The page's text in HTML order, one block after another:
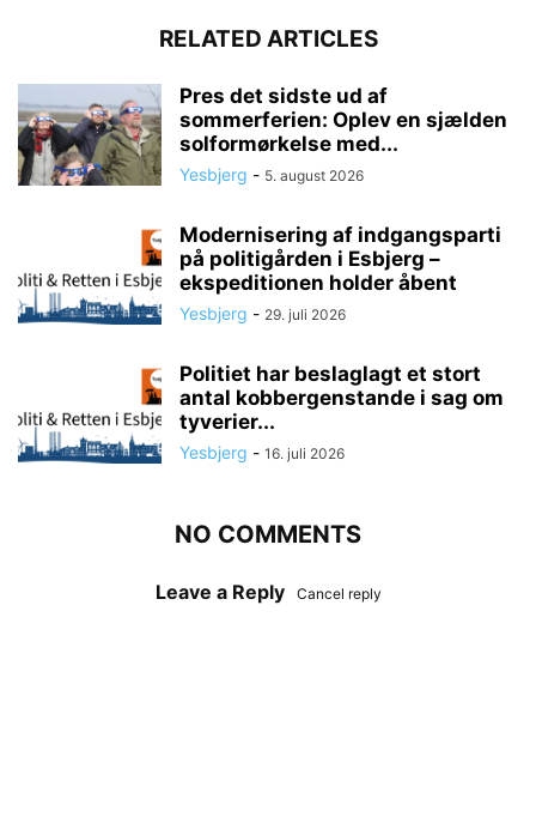
RELATED ARTICLES
Pres det sidste ud af
sommerferien: Oplev en sjælden
solformørkelse med...
Yesbjerg - 5. august 2026
Modernisering af indgangsparti
på politigården i Esbjerg –
ekspeditionen holder åbent
Yesbjerg - 29. juli 2026
Politiet har beslaglagt et stort
antal kobbergenstande i sag om
tyverier...
Yesbjerg - 16. juli 2026
NO COMMENTS
Leave a Reply Cancel reply